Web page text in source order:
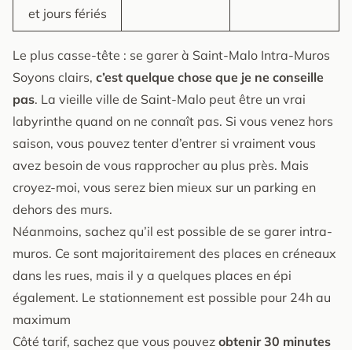
et jours fériés
Le plus casse-tête : se garer à Saint-Malo Intra-Muros
Soyons clairs, c’est quelque chose que je ne conseille
pas. La vieille ville de Saint-Malo peut être un vrai
labyrinthe quand on ne connaît pas. Si vous venez hors
saison, vous pouvez tenter d’entrer si vraiment vous
avez besoin de vous rapprocher au plus près. Mais
croyez-moi, vous serez bien mieux sur un parking en
dehors des murs.
Néanmoins, sachez qu’il est possible de se garer intra-
muros. Ce sont majoritairement des places en créneaux
dans les rues, mais il y a quelques places en épi
également. Le stationnement est possible pour 24h au
maximum
Côté tarif, sachez que vous pouvez obtenir 30 minutes